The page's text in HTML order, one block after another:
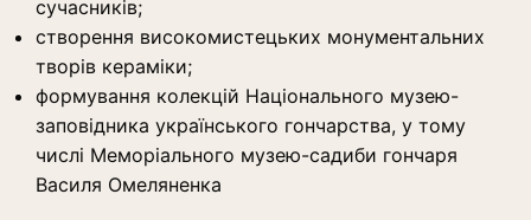
сучасників;
створення високомистецьких монументальних
творів кераміки;
формування колекцій Національного музею-
заповідника українського гончарства, у тому
числі Меморіального музею-садиби гончаря
Василя Омеляненка